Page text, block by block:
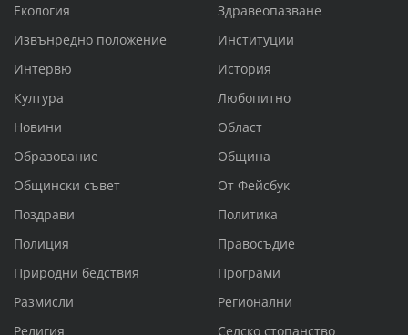
Екология
Здравеопазване
Извънредно положение
Институции
Интервю
История
Култура
Любопитно
Новини
Област
Образование
Община
Общински съвет
От Фейсбук
Поздрави
Политика
Полиция
Правосъдие
Природни бедствия
Програми
Размисли
Регионални
Религия
Селско стопанство